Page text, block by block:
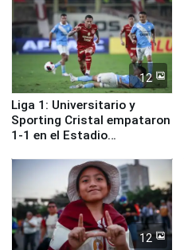
12
Liga 1: Universitario y
Sporting Cristal empataron
1-1 en el Estadio
12